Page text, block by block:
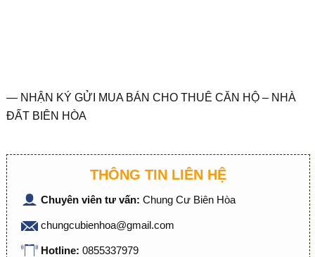
— NHẬN KÝ GỬI MUA BÁN CHO THUÊ CĂN HỘ – NHÀ
ĐẤT BIÊN HÒA
THÔNG TIN LIÊN HỆ
Chuyên viên tư vấn: Chung Cư Biên Hòa
chungcubienhoa@gmail.com
Hotline: 0855337979